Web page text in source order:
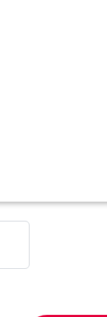
cookie správně používat.